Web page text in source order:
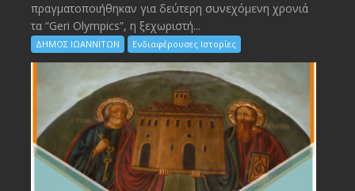
πραγματοποιήθηκαν για δεύτερη συνεχόμενη χρονιά
τα “Geri Olympics”, η ξεχωριστή...
ΔΗΜΟΣ ΙΩΑΝΝΙΤΩΝ Ενδιαφέρουσες Ιστορίες